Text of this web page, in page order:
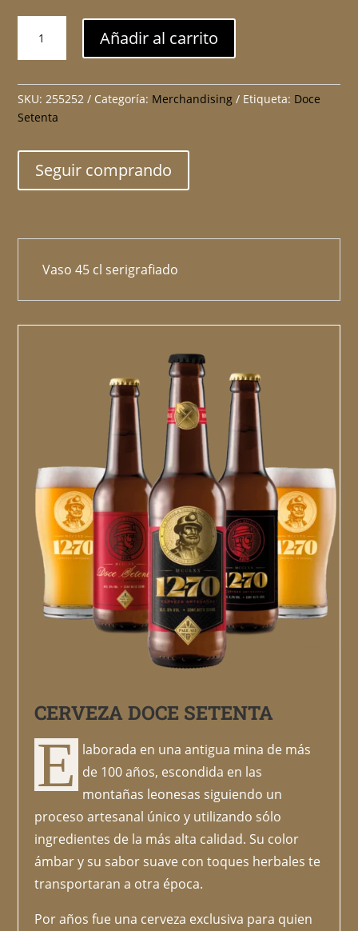
Doce
Setenta
cantidad
Añadir al carrito
SKU:255252 Categoría: Merchandising Etiqueta: Doce
Setenta
Seguir comprando
Vaso 45 cl serigrafiado
CERVEZA DOCE SETENTA
E laborada en una antigua mina de más
de 100 años, escondida en las
montañas leonesas siguiendo un
proceso artesanal único y utilizando sólo
ingredientes de la más alta calidad. Su color
ámbar y su sabor suave con toques herbales te
transportaran a otra época.
Por años fue una cerveza exclusiva para quien